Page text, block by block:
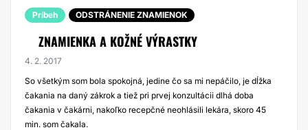
Príbeh ODSTRÁNENIE ZNAMIENOK
ZNAMIENKA A KOŽNÉ VÝRASTKY
4. 2. 2017
So všetkým som bola spokojná, jedine čo sa mi nepáčilo, je dĺžka
čakania na daný zákrok a tiež pri prvej konzultácii dlhá doba
čakania v čakárni, nakoľko recepčné neohlásili lekára, skoro 45
min. som čakala.